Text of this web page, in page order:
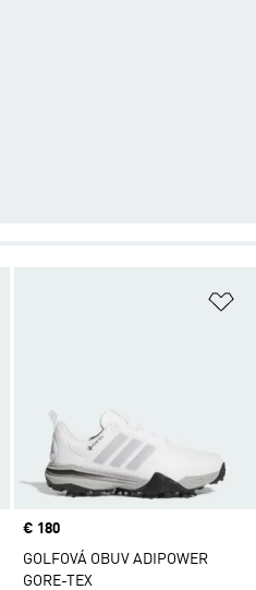
Pridať do zoznamu želaných
Price
€ 180
GOLFOVÁ OBUV ADIPOWER
GORE-TEX